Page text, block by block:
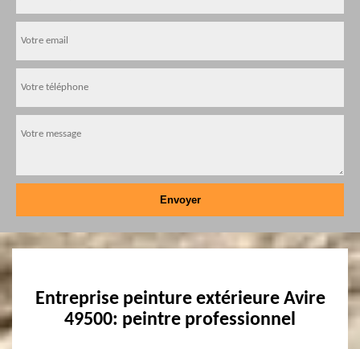
Entreprise peinture extérieure Avire
49500: peintre professionnel